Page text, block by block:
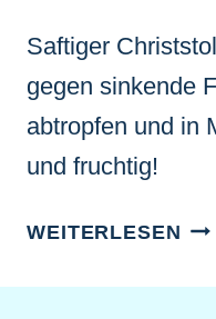
Saftiger
gegen sinkende
abtropfen und in
und fruchtig!
WEITERLESEN